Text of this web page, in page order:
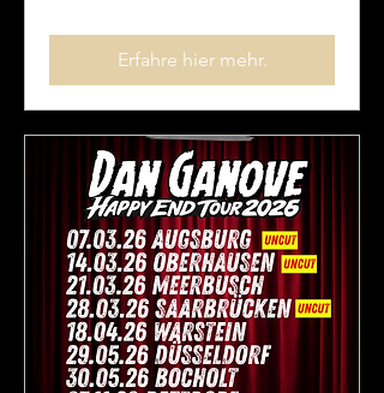
Erfahre hier mehr.